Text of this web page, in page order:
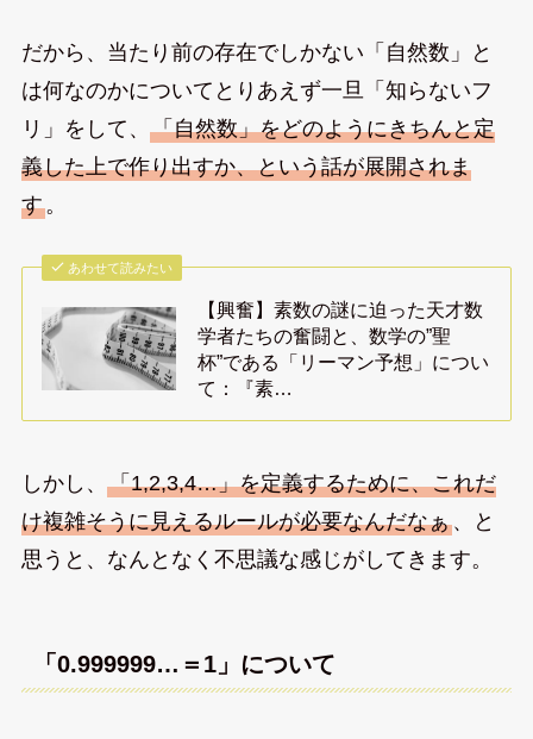
だから、当たり前の存在でしかない「自然数」と
は何なのかについてとりあえず一旦「知らないフ
リ」をして、 「自然数」をどのようにきちんと定
義した上で作り出すか、という話が展開されま
す。
あわせて読みたい
【興奮】素数の謎に迫った天才数
学者たちの奮闘と、数学の”聖
杯”である「リーマン予想」につい
て：『素…
しかし、 「1,2,3,4…」を定義するために、これだ
け複雑そうに見えるルールが必要なんだなぁ、と
思うと、なんとなく不思議な感じがしてきます。
「0.999999…＝1」について